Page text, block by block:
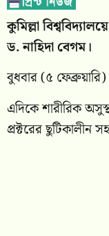
কুমিল্লা
ড. নাহিদা বেগম।
বুধবার (৫
এদিকে শারীরিক
প্রক্টরের ছুটিকালীন